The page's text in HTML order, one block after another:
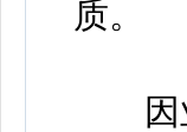
质。
因业